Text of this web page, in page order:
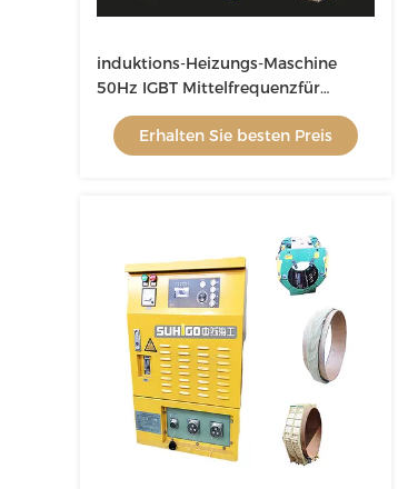
induktions-Heizungs-Maschine
50Hz IGBT Mittelfrequenzfür
Rohrleitung
Erhalten Sie besten Preis